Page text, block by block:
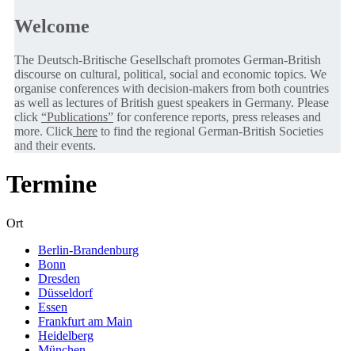
Welcome
The Deutsch-Britische Gesellschaft promotes German-British
discourse on cultural, political, social and economic topics. We
organise conferences with decision-makers from both countries
as well as lectures of British guest speakers in Germany. Please
click “Publications” for conference reports, press releases and
more. Click here to find the regional German-British Societies
and their events.
Termine
Ort
Berlin-Brandenburg
Bonn
Dresden
Düsseldorf
Essen
Frankfurt am Main
Heidelberg